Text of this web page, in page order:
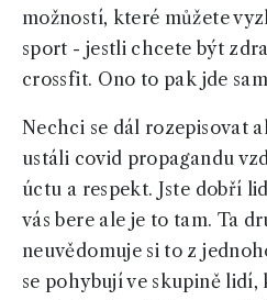
možností, které můžete
sport - jestli chcete být
crossfit. Ono to pak jde
Nechci se dál rozepisovat
ustáli covid propagandu
úctu a respekt. Jste dobří
vás bere ale je to tam. Ta
neuvědomuje si to z
se pohybují ve skupině lidí,